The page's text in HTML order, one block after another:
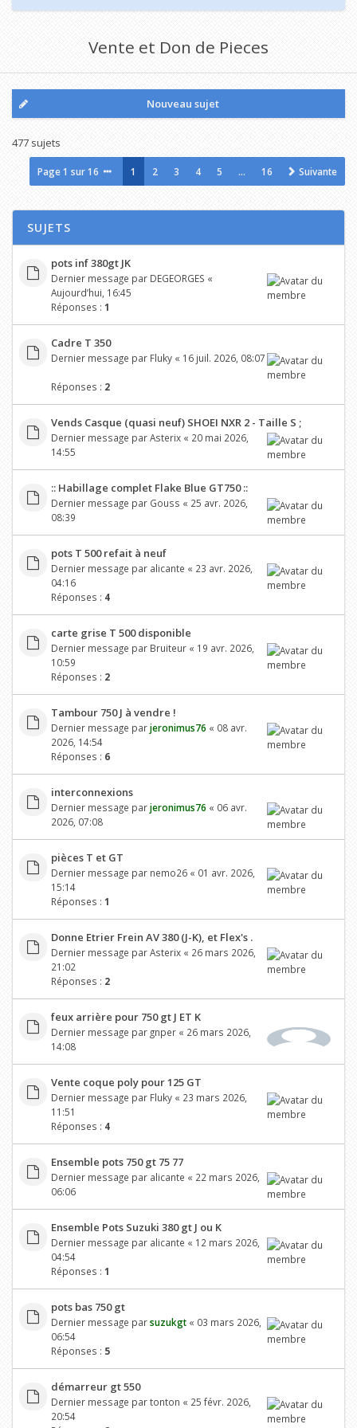
Vente et Don de Pieces
Nouveau sujet
477 sujets
Page1 sur16 1 2 3 4 5 … 16 Suivante
SUJETS
pots inf 380gt JK
Dernier message par DEGEORGES «
Aujourd’hui, 16:45
Réponses : 1
Cadre T 350
Dernier message par Fluky« 16 juil. 2026, 08:07
Réponses : 2
Vends Casque (quasi neuf) SHOEI NXR 2 - Taille S ;
Dernier message parAsterix« 20 mai 2026,
14:55
:: Habillage complet Flake Blue GT750 ::
Dernier message par Gouss « 25 avr. 2026,
08:39
pots T 500 refait à neuf
Dernier message par alicante « 23 avr. 2026,
04:16
Réponses : 4
carte grise T 500 disponible
Dernier message par Bruiteur« 19 avr. 2026,
10:59
Réponses : 2
Tambour 750 J à vendre !
Dernier message parjeronimus76 « 08 avr.
2026, 14:54
Réponses : 6
interconnexions
Dernier message parjeronimus76 « 06 avr.
2026, 07:08
pièces T et GT
Dernier message par nemo26« 01 avr. 2026,
15:14
Réponses : 1
Donne Etrier Frein AV 380 (J-K), et Flex's .
Dernier message parAsterix« 26 mars 2026,
21:02
Réponses : 2
feux arrière pour 750 gt J ET K
Dernier message par gnper« 26 mars 2026,
14:08
Vente coque poly pour 125 GT
Dernier message par Fluky« 23 mars 2026,
11:51
Réponses : 4
Ensemble pots 750 gt 75 77
Dernier message par alicante « 22 mars 2026,
06:06
Ensemble Pots Suzuki 380 gt J ou K
Dernier message par alicante « 12 mars 2026,
04:54
Réponses : 1
pots bas 750 gt
Dernier message parsuzukgt« 03 mars 2026,
06:54
Réponses : 5
démarreur gt 550
Dernier message partonton « 25 févr. 2026,
20:54